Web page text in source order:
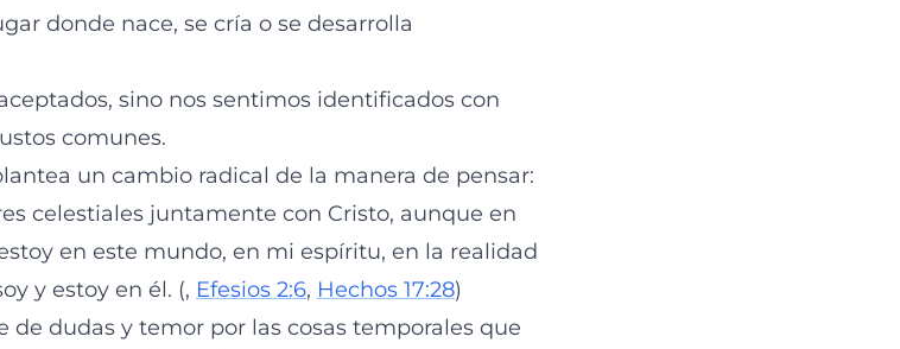
donde nace, se cría o se desarrolla
sino nos sentimos identificados con
comunes.
un cambio radical de la manera de pensar:
celestiales juntamente con Cristo, aunque en
en este mundo, en mi espíritu, en la realidad
y estoy en él. (, Efesios 2:6, Hechos 17:28)
de dudas y temor por las cosas temporales que